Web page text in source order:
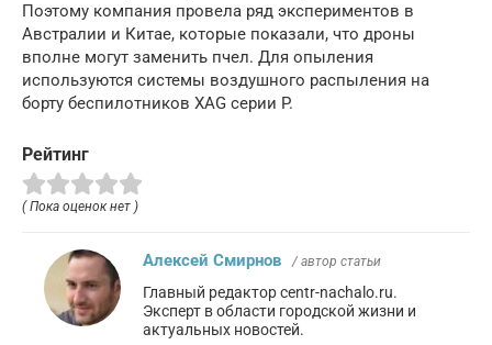
Поэтому компания провела ряд экспериментов в
Австралии и Китае, которые показали, что дроны
вполне могут заменить пчел. Для опыления
используются системы воздушного распыления на
борту беспилотников XAG серии P.
Рейтинг
( Пока оценок нет )
Алексей Смирнов / автор статьи
Главный редактор centr-nachalo.ru.
Эксперт в области городской жизни и
актуальных новостей.